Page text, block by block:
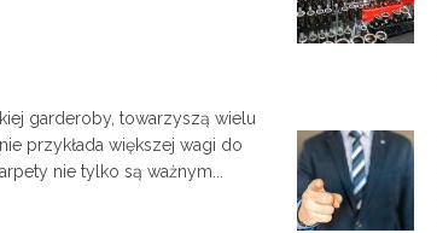
garderoby, towarzyszą wielu
przykłada większej wagi do
nie tylko są ważnym...